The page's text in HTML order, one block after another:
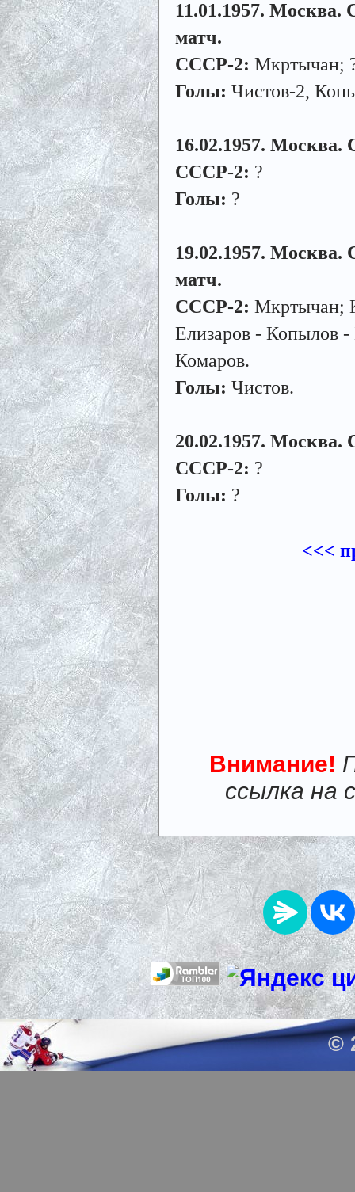
11.01.1957.
матч.
СССР-2: Мкртычан;
Голы: Чистов-2,
16.02.1957.
СССР-2: ?
Голы: ?
19.02.1957.
матч.
СССР-2: Мкртычан;
Елизаров - Копылов
Комаров.
Голы: Чистов.
20.02.1957.
СССР-2: ?
Голы: ?
<<<
Внимание!
ссылка на
©